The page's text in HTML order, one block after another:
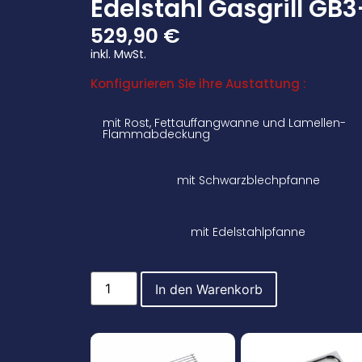
Edelstahl Gasgrill
529,90 €
inkl. MwSt.
Konfigurieren Sie ihre Austattung :
mit Rost, Fettauffangwanne und Lamellen-
Flammabdeckung
mit Schwarzblechpfanne
mit Edelstahlpfanne
In den Warenkorb
Beispielbilder Austattung: